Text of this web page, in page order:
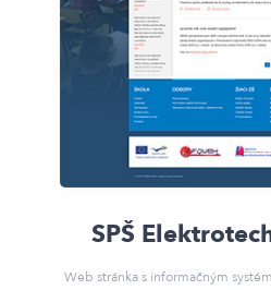
SPŠ
Web stránka s informačným